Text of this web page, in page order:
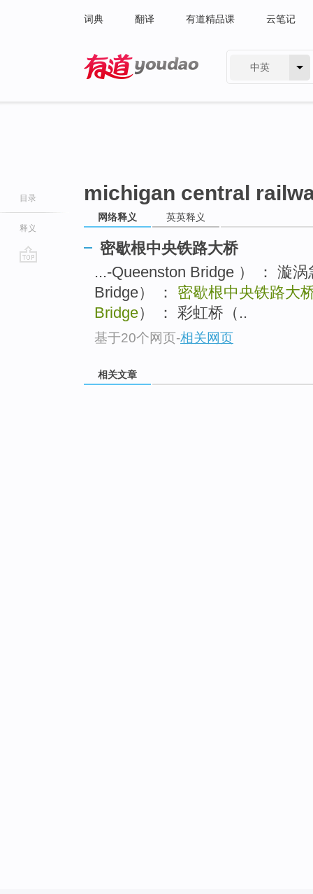
词典 翻译 有道精品课 云笔记
中英
目录
释义
michigan central
网络释义 英英释义
密歇根中央铁路大桥
...-Queenston Bridge ） ： 漩
Bridge） ： 密歇根中央铁路大
Bridge） ： 彩虹桥（..
基于20个网页-相关网页
相关文章